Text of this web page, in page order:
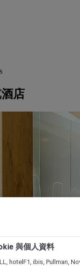
店
與個人資料
hotelF1, ibis, Pullman,